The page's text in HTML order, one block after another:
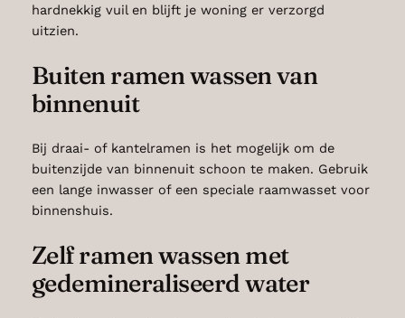
hardnekkig vuil en blijft je woning er verzorgd
uitzien.
Buiten ramen wassen van
binnenuit
Bij draai- of kantelramen is het mogelijk om de
buitenzijde van binnenuit schoon te maken. Gebruik
een lange inwasser of een speciale raamwasset voor
binnenshuis.
Zelf ramen wassen met
gedemineraliseerd water